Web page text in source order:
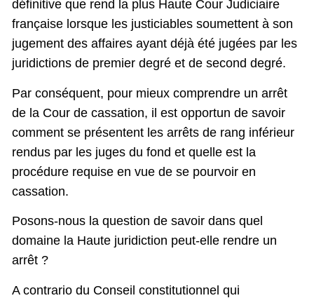
définitive que rend la plus Haute Cour Judiciaire
française lorsque les justiciables soumettent à son
jugement des affaires ayant déjà été jugées par les
juridictions de premier degré et de second degré.
Par conséquent, pour mieux comprendre un arrêt
de la Cour de cassation, il est opportun de savoir
comment se présentent les arrêts de rang inférieur
rendus par les juges du fond et quelle est la
procédure requise en vue de se pourvoir en
cassation.
Posons-nous la question de savoir dans quel
domaine la Haute juridiction peut-elle rendre un
arrêt ?
A contrario du Conseil constitutionnel qui